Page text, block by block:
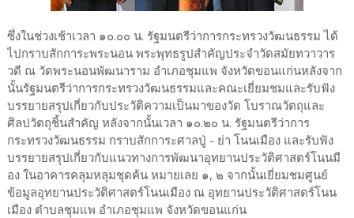
ซึ่งในช่วงเช้าเวลา ๑๐.๐๐ น. รัฐมนตรีว่าการกระทรวงวัฒนธรรม ได้
ไปกราบสักการะพระนอน พระพุทธรูปสำคัญประจำวัดสมัยทวาวาร
วดี ณ วัดพระนอนพัฒนาราม อำเภอชุมแพ จังหวัดขอนแก่นหลังจาก
นั้นรัฐมนตรีว่าการกระทรวงวัฒนธรรมและคณะเยี่ยมชมและรับฟัง
บรรยายสรุปเกี่ยวกับประวัติความเป็นมาของวัด โบราณวัตถุและ
ศิลปวัตถุชิ้นสำคัญ หลังจากนั้นเวลา ๑๐.๒๐ น. รัฐมนตรีว่าการ
กระทรวงวัฒนธรรม กราบสักการะศาลปู่ - ย่า โนนเมือง และรับฟัง
บรรยายสรุปเกี่ยวกับแนวทางการพัฒนาอุทยานประวัติศาสตร์โนนมื
อง ในอาคารคลุมหลุมชุดค้น หมายเลย ๑, ๒ จากนั้นเยี่ยมชมศูนย์
ข้อมูลอุทยานประวัติศาสตร์โนนเมือง ณ อุทยานประวัติศาสตร์โนน
เมือง ตำบลชุมแพ อำเภอชุมแพ จังหวัดขอนแก่น